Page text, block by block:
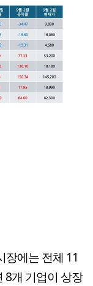
장에는 전체 11
8개 기업이 상장